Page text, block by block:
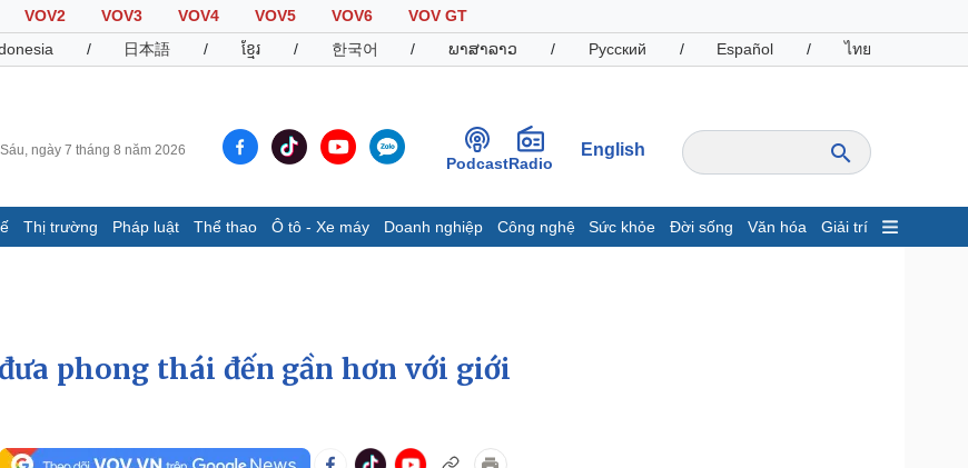
VOV2 VOV3 VOV4 VOV5 VOV6
VOV GT
/ 日本語 / ខ្មែរ / 한국어 / ພາສາລາວ / Русский / Español / ไทย
ngày 7 tháng 8 năm 2026
PodcastRadio
English
Thị trường Pháp luật Thể thao Ô tô - Xe máy Doanh nghiệp Công nghệ Sức khỏe Đời sống Văn hóa Giải trí
E-Magazine
Infographic
Thể thao
Ô tô - Xe máy
Doanh nghiệp
phong thái đến gần hơn với giới